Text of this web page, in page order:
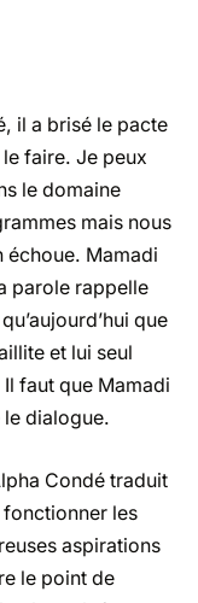
il a brisé le pacte
faire. Je peux
le domaine
mais nous
échoue. Mamadi
parole rappelle
que
et lui seul
Il faut que Mamadi
le dialogue.
Condé traduit
fonctionner les
aspirations
le point de